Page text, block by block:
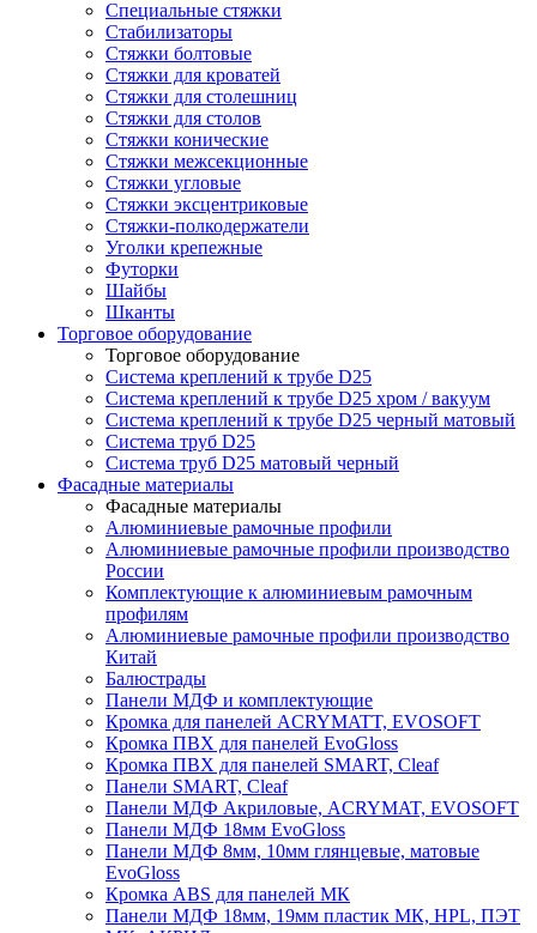
Специальные стяжки
Стабилизаторы
Стяжки болтовые
Стяжки для кроватей
Стяжки для столешниц
Стяжки для столов
Стяжки конические
Стяжки межсекционные
Стяжки угловые
Стяжки эксцентриковые
Стяжки-полкодержатели
Уголки крепежные
Футорки
Шайбы
Шканты
Торговое оборудование
Торговое оборудование
Система креплений к трубе D25
Система креплений к трубе D25 хром / вакуум
Система креплений к трубе D25 черный матовый
Система труб D25
Система труб D25 матовый черный
Фасадные материалы
Фасадные материалы
Алюминиевые рамочные профили
Алюминиевые рамочные профили производство
России
Комплектующие к алюминиевым рамочным
профилям
Алюминиевые рамочные профили производство
Китай
Балюстрады
Панели МДФ и комплектующие
Кромка для панелей ACRYMATT, EVOSOFT
Кромка ПВХ для панелей EvoGloss
Кромка ПВХ для панелей SMART, Cleaf
Панели SMART, Cleaf
Панели МДФ Акриловые, ACRYMAT, EVOSOFT
Панели МДФ 18мм EvoGloss
Панели МДФ 8мм, 10мм глянцевые, матовые
EvoGloss
Кромка ABS для панелей МК
Панели МДФ 18мм, 19мм пластик МК, HPL, ПЭТ